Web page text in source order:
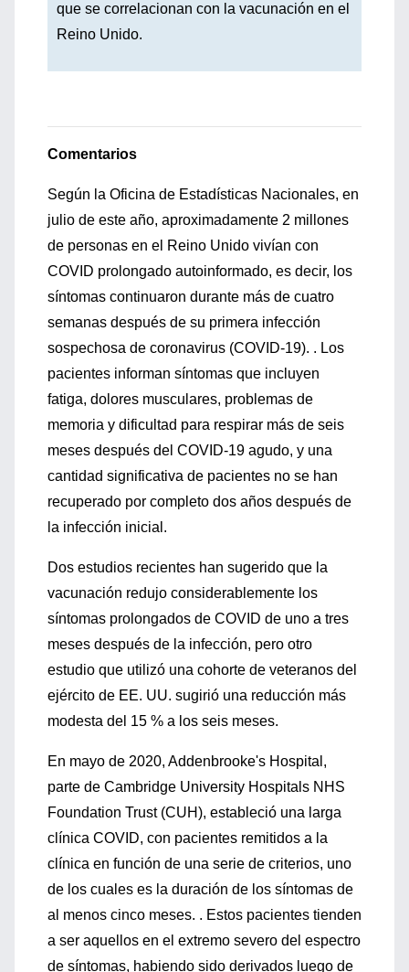
que se correlacionan con la vacunación en el
Reino Unido.
Comentarios
Según la Oficina de Estadísticas Nacionales, en
julio de este año, aproximadamente 2 millones
de personas en el Reino Unido vivían con
COVID prolongado autoinformado, es decir, los
síntomas continuaron durante más de cuatro
semanas después de su primera infección
sospechosa de coronavirus (COVID-19). . Los
pacientes informan síntomas que incluyen
fatiga, dolores musculares, problemas de
memoria y dificultad para respirar más de seis
meses después del COVID-19 agudo, y una
cantidad significativa de pacientes no se han
recuperado por completo dos años después de
la infección inicial.
Dos estudios recientes han sugerido que la
vacunación redujo considerablemente los
síntomas prolongados de COVID de uno a tres
meses después de la infección, pero otro
estudio que utilizó una cohorte de veteranos del
ejército de EE. UU. sugirió una reducción más
modesta del 15 % a los seis meses.
En mayo de 2020, Addenbrooke's Hospital,
parte de Cambridge University Hospitals NHS
Foundation Trust (CUH), estableció una larga
clínica COVID, con pacientes remitidos a la
clínica en función de una serie de criterios, uno
de los cuales es la duración de los síntomas de
al menos cinco meses. . Estos pacientes tienden
a ser aquellos en el extremo severo del espectro
de síntomas, habiendo sido derivados luego de